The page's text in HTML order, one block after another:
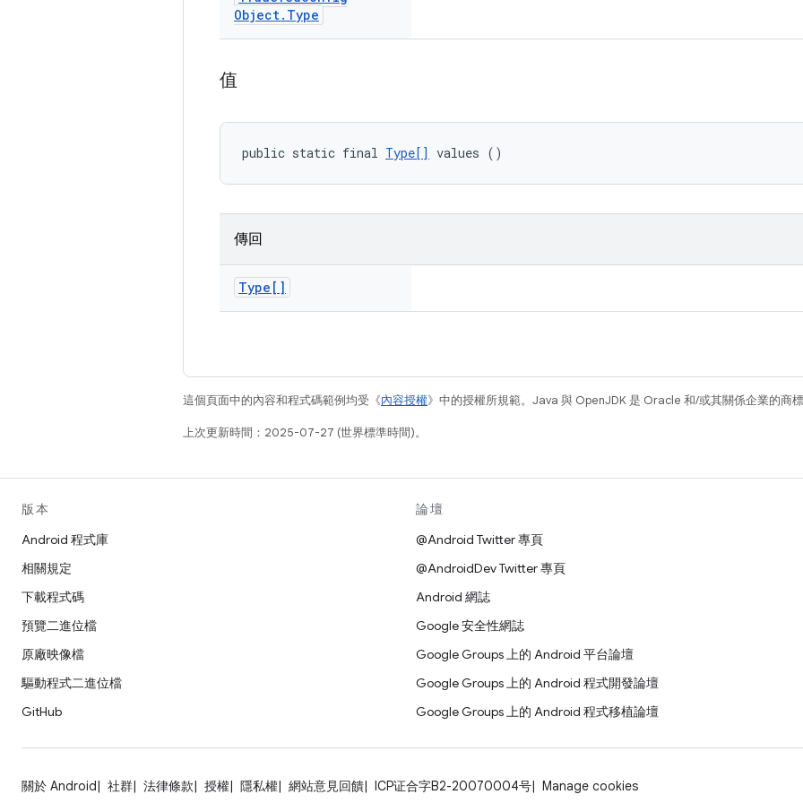
Object. Type
值
public static final Type[] values ()
傳回
Type[]
這個頁面中的內容和程式碼範例均受《內容授權》中的授權所規範。Java 與 OpenJDK 是 Oracle 和/或其關係企業的商標
上次更新時間：2025-07-27 (世界標準時間)。
版本
Android 程式庫
相關規定
下載程式碼
預覽二進位檔
原廠映像檔
驅動程式二進位檔
GitHub
論壇
@Android Twitter 專頁
@AndroidDev Twitter 專頁
Android 網誌
Google 安全性網誌
Google Groups 上的 Android 平台論壇
Google Groups 上的 Android 程式開發論壇
Google Groups 上的 Android 程式移植論壇
關於 Android 社群 法律條款 授權 隱私權 網站意見回饋 ICP证合字B2-20070004号 Manage cookies